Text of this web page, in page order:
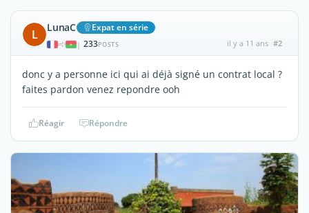
L LunaC Expat en série
| 233POSTS il y a 11 ans #2
donc y a personne ici qui ai déjà signé un contrat local ?
faites pardon venez repondre ooh
Réagir Répondre